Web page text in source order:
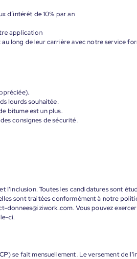
d’intérêt de 10% par an
application
long de leur carrière avec notre service
lourds souhaitée.
bitume est un plus.
consignes de sécurité.
l'inclusion. Toutes les candidatures sont
sont traitées conformément à notre
donnees@iziwork.com. Vous pouvez
ci.
se fait mensuellement. Le versement de